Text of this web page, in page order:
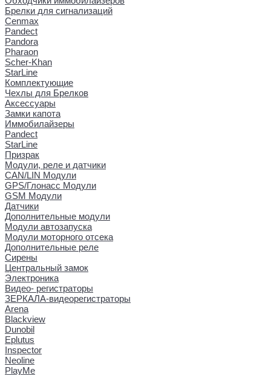
Брелки для сигнализаций
Cenmax
Pandect
Pandora
Pharaon
Scher-Khan
StarLine
Комплектующие
Чехлы для Брелков
Аксессуары
Замки капота
Иммобилайзеры
Pandect
StarLine
Призрак
Модули, реле и датчики
CAN/LIN Модули
GPS/Глонасс Модули
GSM Модули
Датчики
Дополнительные модули
Модули автозапуска
Модули моторного отсека
Дополнительные реле
Сирены
Центральный замок
Электроника
Видео- регистраторы
ЗЕРКАЛА-видеорегистраторы
Arena
Blackview
Dunobil
Eplutus
Inspector
Neoline
PlayMe